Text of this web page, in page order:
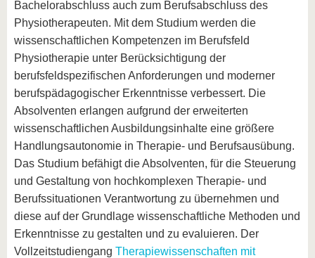
Bachelorabschluss auch zum Berufsabschluss des
Physiotherapeuten. Mit dem Studium werden die
wissenschaftlichen Kompetenzen im Berufsfeld
Physiotherapie unter Berücksichtigung der
berufsfeldspezifischen Anforderungen und moderner
berufspädagogischer Erkenntnisse verbessert. Die
Absolventen erlangen aufgrund der erweiterten
wissenschaftlichen Ausbildungsinhalte eine größere
Handlungsautonomie in Therapie- und Berufsausübung.
Das Studium befähigt die Absolventen, für die Steuerung
und Gestaltung von hochkomplexen Therapie- und
Berufssituationen Verantwortung zu übernehmen und
diese auf der Grundlage wissenschaftliche Methoden und
Erkenntnisse zu gestalten und zu evaluieren. Der
Vollzeitstudiengang Therapiewissenschaften mit